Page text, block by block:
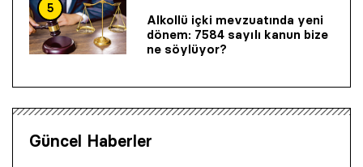
5
Alkollü içki mevzuatında yeni
dönem: 7584 sayılı kanun bize
ne söylüyor?
Güncel Haberler